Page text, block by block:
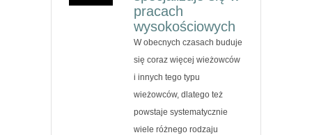
pracach
wysokościowych
W obecnych czasach buduje
się coraz więcej wieżowców
i innych tego typu
wieżowców, dlatego też
powstaje systematycznie
wiele różnego rodzaju